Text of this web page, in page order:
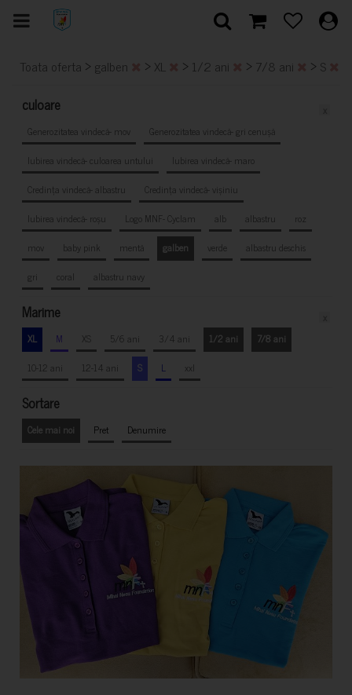
Toata oferta > galben > XL > 1/2 ani > 7/8 ani > S
culoare
Generozitatea vindecă- mov
Generozitatea vindecă- gri cenușă
Iubirea vindecă- culoarea untului
Iubirea vindecă- maro
Credința vindecă- albastru
Credința vindecă- vișiniu
Iubirea vindecă- roșu
Logo MNF- Cyclam alb albastru
roz
mov
baby pink mentă galben verde
albastru deschis
gri
coral albastru navy
Marime
XL M XS 5/6 ani 3/4 ani 1/2 ani
7/8 ani
10-12 ani
12-14 ani S L xxl
Sortare
Cele mai noi Pret Denumire